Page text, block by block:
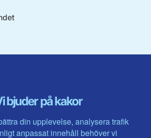
bjuder på kakor
din upplevelse, analysera trafik
anpassat innehåll behöver vi
Värmlands län
Västerbotten
Västra Götaland
Västernorrland